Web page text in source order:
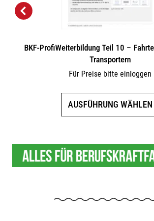
BKF-ProfiWeiterbildung Teil 10 –
Transportern
Für Preise bitte einloggen
AUSFÜHRUNG WÄHLEN